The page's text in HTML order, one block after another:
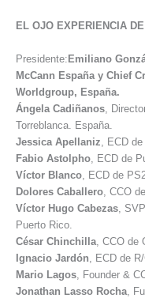
EL OJO EXPERIENCIA
Presidente:Emiliano
McCann España y Chief
Worldgroup, España.
Ángela Cadiñanos ,
Torreblanca. España.
Jessica Apellaniz , ECD
Fabio Astolpho , ECD de
Víctor Blanco , ECD de
Dolores Caballero , CCO
Víctor Hugo Cabezas ,
Puerto Rico.
César Chinchilla , CCO de
Ignacio Jardón , ECD de
Mario Lagos , Founder &
Jonathan Lasso Rocha ,